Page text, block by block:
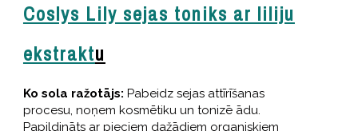
Coslys Lily sejas toniks ar liliju
ekstraktu
Ko sola ražotājs: Pabeidz sejas attīrīšanas
procesu, noņem kosmētiku un tonizē ādu.
Papildināts ar pieciem dažādiem organiskiem